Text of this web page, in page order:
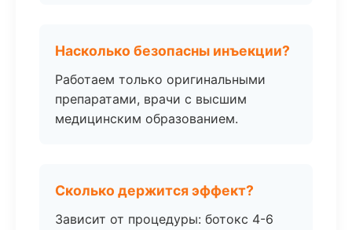
Насколько безопасны инъекции?
Работаем только оригинальными
препаратами, врачи с высшим
медицинским образованием.
Сколько держится эффект?
Зависит от процедуры: ботокс 4-6